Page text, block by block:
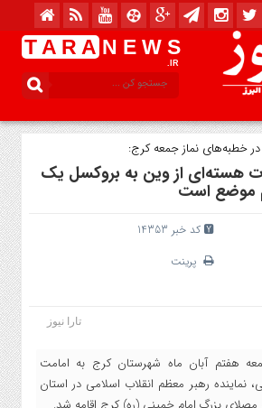
T A R A N E W S
.IR
خطبه‌های نماز جمعه کرج:
هسته‌ای از وین به بروکسل یک
موضع است
کد خبر 14353
پرینت
تارا نیوز
هفتم آبان ماه شهرستان کرج به امامت
نماینده رهبر معظم انقلاب اسلامی در استان